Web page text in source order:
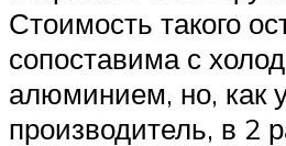
Стоимость такого
сопоставима с
алюминием, но, как
производитель, в 2